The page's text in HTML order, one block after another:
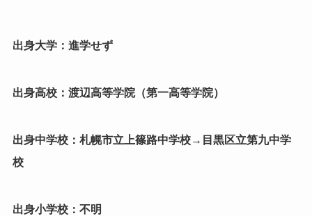
出身大学：進学せず
出身高校：渡辺高等学院（第一高等学院）
出身中学校：札幌市立上篠路中学校→目黒区立第九中学
校
出身小学校：不明